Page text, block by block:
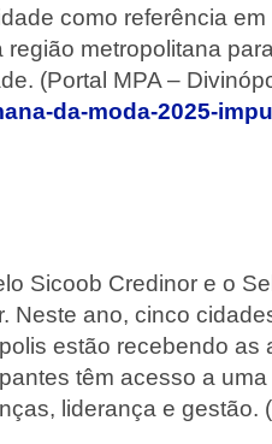
como referência
metropolitana
(Portal MPA –
da-moda-2025-
Sicoob Credinor e o
Neste ano, cinco
estão recebendo as
têm acesso a
liderança e gestão.